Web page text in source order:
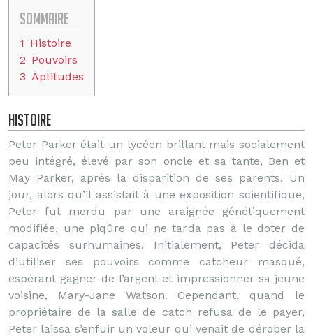
Sommaire
1 Histoire
2 Pouvoirs
3 Aptitudes
Histoire
Peter Parker était un lycéen brillant mais socialement
peu intégré, élevé par son oncle et sa tante, Ben et
May Parker, après la disparition de ses parents. Un
jour, alors qu’il assistait à une exposition scientifique,
Peter fut mordu par une araignée génétiquement
modifiée, une piqûre qui ne tarda pas à le doter de
capacités surhumaines. Initialement, Peter décida
d’utiliser ses pouvoirs comme catcheur masqué,
espérant gagner de l’argent et impressionner sa jeune
voisine, Mary-Jane Watson. Cependant, quand le
propriétaire de la salle de catch refusa de le payer,
Peter laissa s’enfuir un voleur qui venait de dérober la